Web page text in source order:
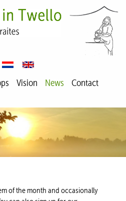
Vision News
Contact
of the month and occasionally